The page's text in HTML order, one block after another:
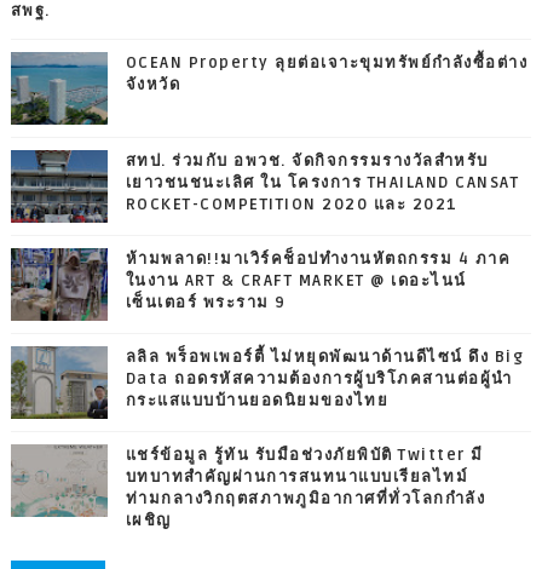
สพฐ.
OCEAN Property ลุยต่อเจาะขุมทรัพย์กำลังซื้อต่าง
จังหวัด
สทป. ร่วมกับ อพวช. จัดกิจกรรมรางวัลสำหรับ
เยาวชนชนะเลิศ ใน โครงการ THAILAND CANSAT
ROCKET-COMPETITION 2020 และ 2021
ห้ามพลาด!!มาเวิร์คช็อปทำงานหัตถกรรม 4 ภาค
ในงาน ART & CRAFT MARKET @ เดอะไนน์
เซ็นเตอร์ พระราม 9
ลลิล พร็อพเพอร์ตี้ ไม่หยุดพัฒนาด้านดีไซน์ ดึง Big
Data ถอดรหัสความต้องการผู้บริโภคสานต่อผู้นำ
กระแสแบบบ้านยอดนิยมของไทย
แชร์ข้อมูล รู้ทัน รับมือช่วงภัยพิบัติ Twitter มี
บทบาทสำคัญผ่านการสนทนาแบบเรียลไทม์
ท่ามกลางวิกฤตสภาพภูมิอากาศที่ทั่วโลกกำลัง
เผชิญ